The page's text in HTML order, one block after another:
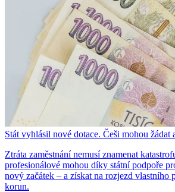
Stát vyhlásil nové dotace. Češi mohou žádat
Ztráta zaměstnání nemusí znamenat
profesionálové mohou díky státní podpoře
nový začátek – a získat na rozjezd vlastního
korun.